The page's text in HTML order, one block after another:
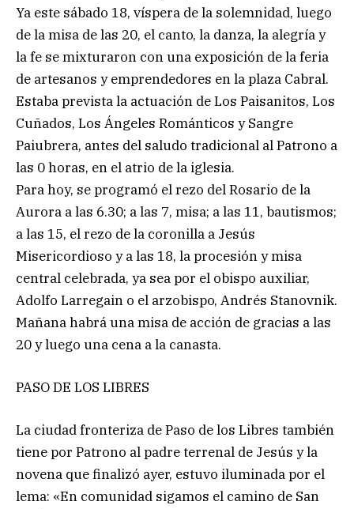
Ya este sábado 18, víspera de la solemnidad, luego
de la misa de las 20, el canto, la danza, la alegría y
la fe se mixturaron con una exposición de la feria
de artesanos y emprendedores en la plaza Cabral.
Estaba prevista la actuación de Los Paisanitos, Los
Cuñados, Los Ángeles Románticos y Sangre
Paiubrera, antes del saludo tradicional al Patrono a
las 0 horas, en el atrio de la iglesia.
Para hoy, se programó el rezo del Rosario de la
Aurora a las 6.30; a las 7, misa; a las 11, bautismos;
a las 15, el rezo de la coronilla a Jesús
Misericordioso y a las 18, la procesión y misa
central celebrada, ya sea por el obispo auxiliar,
Adolfo Larregain o el arzobispo, Andrés Stanovnik.
Mañana habrá una misa de acción de gracias a las
20 y luego una cena a la canasta.
PASO DE LOS LIBRES
La ciudad fronteriza de Paso de los Libres también
tiene por Patrono al padre terrenal de Jesús y la
novena que finalizó ayer, estuvo iluminada por el
lema: «En comunidad sigamos el camino de San